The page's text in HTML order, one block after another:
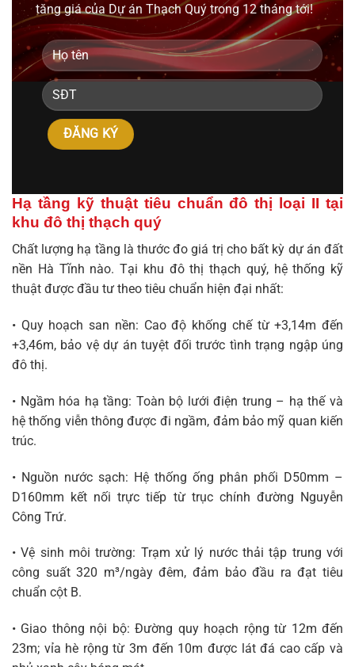
tăng giá của Dự án Thạch Quý trong 12 tháng tới!
Hạ tầng kỹ thuật tiêu chuẩn đô thị loại II tại
khu đô thị thạch quý
Chất lượng hạ tầng là thước đo giá trị cho bất kỳ dự án đất
nền Hà Tĩnh nào. Tại khu đô thị thạch quý, hệ thống kỹ
thuật được đầu tư theo tiêu chuẩn hiện đại nhất:
• Quy hoạch san nền: Cao độ khống chế từ +3,14m đến
+3,46m, bảo vệ dự án tuyệt đối trước tình trạng ngập úng
đô thị.
• Ngầm hóa hạ tầng: Toàn bộ lưới điện trung – hạ thế và
hệ thống viễn thông được đi ngầm, đảm bảo mỹ quan kiến
trúc.
• Nguồn nước sạch: Hệ thống ống phân phối D50mm –
D160mm kết nối trực tiếp từ trục chính đường Nguyễn
Công Trứ.
• Vệ sinh môi trường: Trạm xử lý nước thải tập trung với
công suất 320 m³/ngày đêm, đảm bảo đầu ra đạt tiêu
chuẩn cột B.
• Giao thông nội bộ: Đường quy hoạch rộng từ 12m đến
23m; vỉa hè rộng từ 3m đến 10m được lát đá cao cấp và